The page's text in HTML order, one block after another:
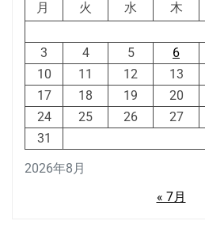
2026年8月
月 火 水 木
3
4 5 6
10
11 12 13
17
18 19 20
24
25 26 27
31
« 7月